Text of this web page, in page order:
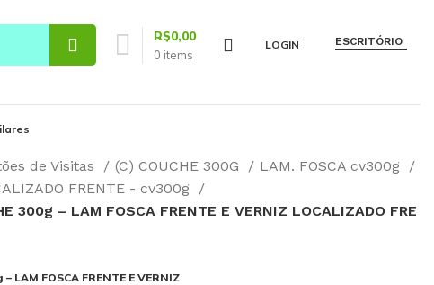
0 items
R$0,00
LOGIN ESCRITÓRIO
de Visitas (C) COUCHE 300G
LAM. FOSCA cv300g
FRENTE - cv300g
300g – LAM FOSCA FRENTE E VERNIZ LOCALIZADO FRE
– LAM FOSCA FRENTE E VERNIZ